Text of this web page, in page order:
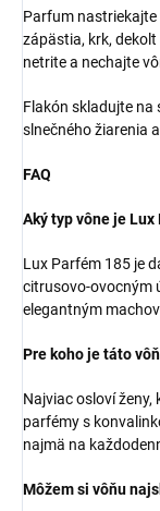
Parfum
zápästia, krk,
netrite a nechajte
Flakón skladujte
slnečného žiarenia
FAQ
Aký typ vône je Lux
Lux Parfém 185 je
citrusovo-ovocným
elegantným
Pre koho je táto
Najviac osloví
parfémy s
najmä na
Môžem si vôňu